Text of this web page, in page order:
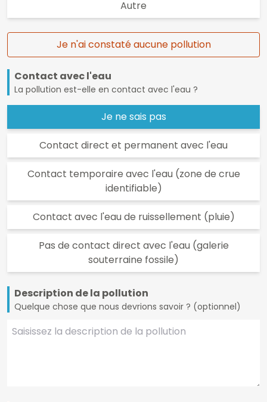
Autre
Je n'ai constaté aucune pollution
Contact avec l'eau
La pollution est-elle en contact avec l'eau ?
Je ne sais pas
Contact direct et permanent avec l'eau
Contact temporaire avec l'eau (zone de crue
identifiable)
Contact avec l'eau de ruissellement (pluie)
Pas de contact direct avec l'eau (galerie
souterraine fossile)
Description de la pollution
Quelque chose que nous devrions savoir ? (optionnel)